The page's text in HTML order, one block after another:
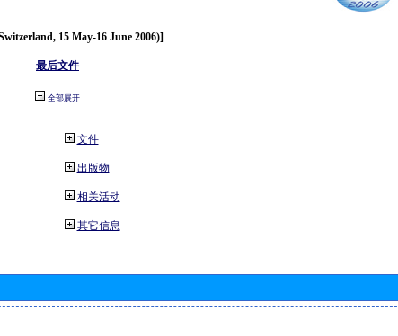
15 May-16 June 2006)]
最后文件
全部展开
文件
出版物
相关活动
其它信息